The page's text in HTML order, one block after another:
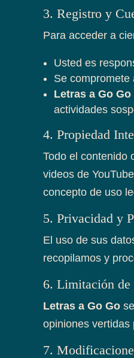
3. Registro y
Para acceder a
Usted es
Se compromete
Letras a Go Go
actividades
4. Propiedad
Todo el contenido
videos de
concepto de uso
5. Privacidad y
El uso de sus
recopilamos y
6. Limitación de
Letras a Go Go
opiniones vertidas
7.